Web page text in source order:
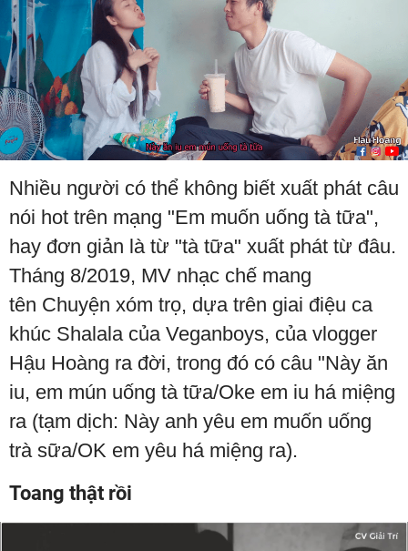
Nhiều người có thể không biết xuất phát câu
nói hot trên mạng "Em muốn uống tà tữa",
hay đơn giản là từ "tà tữa" xuất phát từ đâu.
Tháng 8/2019, MV nhạc chế mang
tên Chuyện xóm trọ, dựa trên giai điệu ca
khúc Shalala của Veganboys, của vlogger
Hậu Hoàng ra đời, trong đó có câu "Này ăn
iu, em mún uống tà tữa/Oke em iu há miệng
ra (tạm dịch: Này anh yêu em muốn uống
trà sữa/OK em yêu há miệng ra).
Toang thật rồi